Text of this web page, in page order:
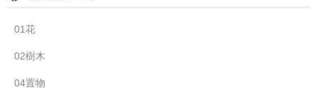
01花
02樹木
04置物